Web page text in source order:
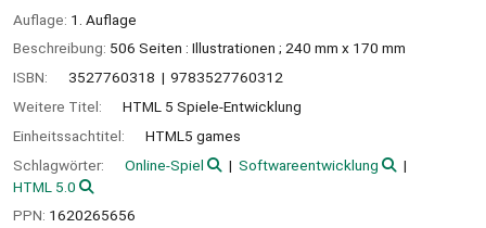
Auflage: 1. Auflage
Beschreibung: 506 Seiten : Illustrationen ; 240 mm x 170 mm
ISBN:
3527760318
9783527760312
Weitere Titel:
HTML 5 Spiele-Entwicklung
Einheitssachtitel:
HTML5 games
Schlagwörter:
Online-Spiel
Softwareentwicklung
HTML 5.0
PPN: 1620265656